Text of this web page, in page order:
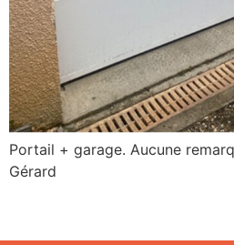
Portail + garage. Aucune
Gérard